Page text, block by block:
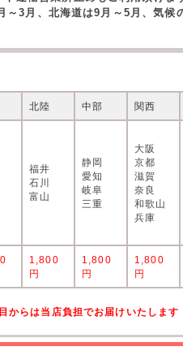
～3月、北海道は9月～5月、気候
北陸 中部 関西
福井
石川
富山
静岡
愛知
岐阜
三重
大阪
京都
滋賀
奈良
和歌山
兵庫
1,800
円
1,800
円
1,800
円
からは当店負担でお届けいたします